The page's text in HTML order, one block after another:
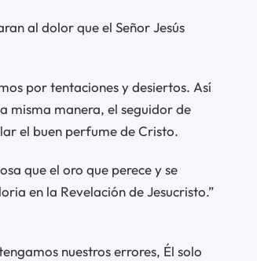
al dolor que el Señor Jesús
por tentaciones y desiertos. Así
misma manera, el seguidor de
el buen perfume de Cristo.
que el oro que perece y se
en la Revelación de Jesucristo.”
nuestros errores, Él solo